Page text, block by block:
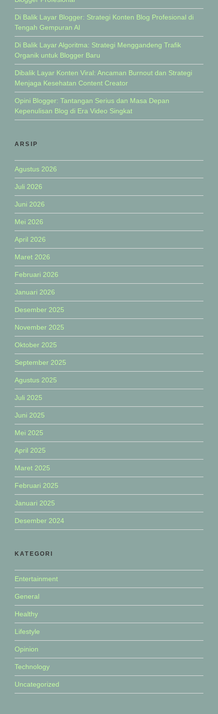
Di Balik Layar Blogger: Strategi Konten Blog Profesional di
Tengah Gempuran AI
Di Balik Layar Algoritma: Strategi Menggandeng Trafik
Organik untuk Blogger Baru
Dibalik Layar Konten Viral: Ancaman Burnout dan Strategi
Menjaga Kesehatan Content Creator
Opini Blogger: Tantangan Serius dan Masa Depan
Kepenulisan Blog di Era Video Singkat
ARSIP
Agustus 2026
Juli 2026
Juni 2026
Mei 2026
April 2026
Maret 2026
Februari 2026
Januari 2026
Desember 2025
November 2025
Oktober 2025
September 2025
Agustus 2025
Juli 2025
Juni 2025
Mei 2025
April 2025
Maret 2025
Februari 2025
Januari 2025
Desember 2024
KATEGORI
Entertainment
General
Healthy
Lifestyle
Opinion
Technology
Uncategorized